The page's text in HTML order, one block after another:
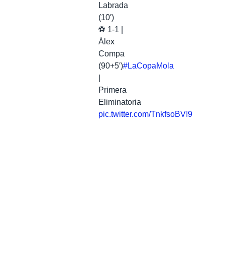
Labrada
(10′)
⚽ 1-1 |
Álex
Compa
(90+5′)#LaCopaMola
Primera
Eliminatoria
pic.twitter.com/TnkfsoBVI9